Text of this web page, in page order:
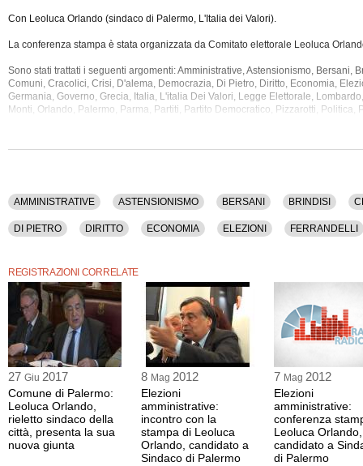
Con Leoluca Orlando (sindaco di Palermo, L'Italia dei Valori).
La conferenza stampa è stata organizzata da Comitato elettorale Leoluca
Sono stati trattati i seguenti argomenti: Amministrative, Astensionismo, Bersani,
Comuni, Cracolici, Crisi, D'alema, Democrazia, Di Pietro, Diritto, Economia,
Germania, Governo, Grecia, Italia, L'italia Dei Valori, Legge Elettorale,
Monti, Orlando, Palermo, Parma, Partiti, Partito Democratico, Pizzarotti, Politica,
Questa conferenza stampa ha una durata di 29 minuti.
AMMINISTRATIVE ASTENSIONISMO BERSANI BRINDISI
DI PIETRO DIRITTO ECONOMIA ELEZIONI FERRANDELLI
PIZZAROTTI POLITICA PRIMARIE REGIONI SICILIA
TERREMOTO VENDOLA VIOLENZA
REGISTRAZIONI CORRELATE
27 Giu 2017
Comune di Palermo:
Leoluca Orlando,
rieletto sindaco della
città, presenta la sua
nuova giunta
8 Mag 2012
Elezioni
amministrative:
incontro con la
stampa di Leoluca
Orlando, candidato a
Sindaco di Palermo
7 Mag 2012
Elezioni
amministrative:
conferenza
Leoluca Orlando,
candidato a
di Palermo